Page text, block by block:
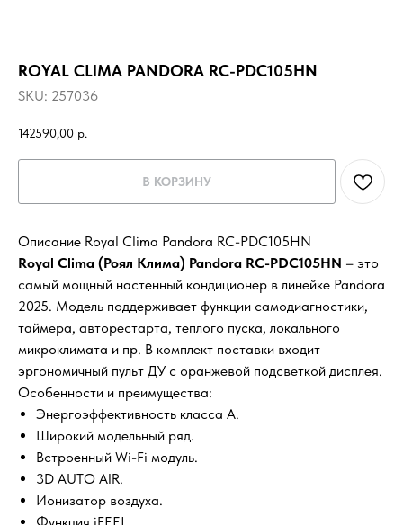
ROYAL CLIMA PANDORA RC-PDC105HN
SKU: 257036
142590,00 р.
В КОРЗИНУ
Описание Royal Clima Pandora RC-PDC105HN
Royal Clima (Роял Клима) Pandora RC-PDC105HN – это
самый мощный настенный кондиционер в линейке Pandora
2025. Модель поддерживает функции самодиагностики,
таймера, авторестарта, теплого пуска, локального
микроклимата и пр. В комплект поставки входит
эргономичный пульт ДУ с оранжевой подсветкой дисплея.
Особенности и преимущества:
Энергоэффективность класса А.
Широкий модельный ряд.
Встроенный Wi-Fi модуль.
3D AUTO AIR.
Ионизатор воздуха.